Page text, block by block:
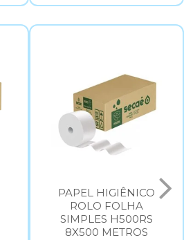
PAPEL HIGIÊNICO
ROLO FOLHA
SIMPLES H500RS
8X500 METROS